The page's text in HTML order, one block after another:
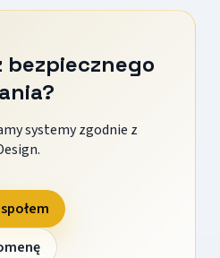
bezpiecznego
systemy zgodnie z